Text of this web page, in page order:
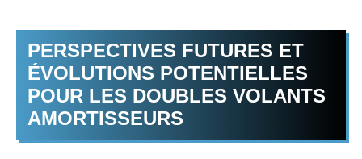
PERSPECTIVES FUTURES ET
ÉVOLUTIONS POTENTIELLES
POUR LES DOUBLES VOLANTS
AMORTISSEURS